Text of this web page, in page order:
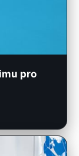
pro